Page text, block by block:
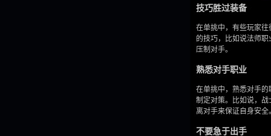
技巧胜过装备
在单挑中，有些玩家
的技巧，比如说法师
压制对手。
熟悉对手职业
在单挑中，熟悉对手
制定对策。比如说，
离对手来保证自身安全
不要急于出手